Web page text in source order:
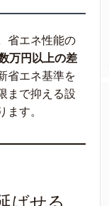
省エネ性能の
万円以上の差
省エネ基準を
まで抑える設
ます。